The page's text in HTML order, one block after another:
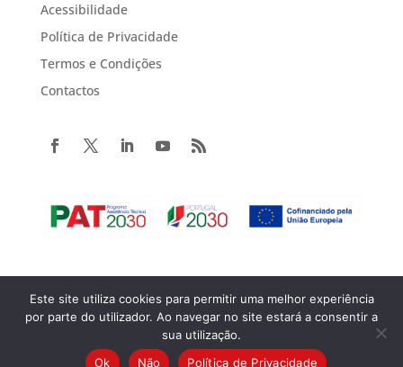
Acessibilidade
Política de Privacidade
Termos e Condições
Contactos
Copyright© 2022 Portugal 2020. Todos os direitos reservados.
Este site utiliza cookies para permitir uma melhor experiência
por parte do utilizador. Ao navegar no site estará a consentir a
sua utilização.
Ok
Não Política de Privacidade